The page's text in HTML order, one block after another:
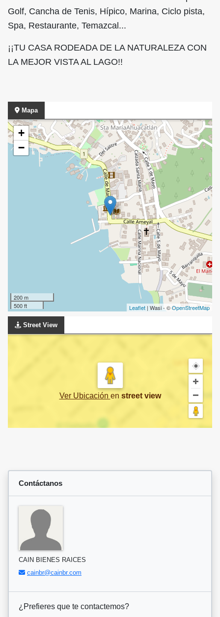
Golf, Cancha de Tenis, Hípico, Marina, Ciclo pista,
Spa, Restaurante, Temazcal...
¡¡TU CASA RODEADA DE LA NATURALEZA CON
LA MEJOR VISTA AL LAGO!!
Mapa
+
−
200 m
500 ft
Leaflet | Wasi - ©OpenStreetMap
Street View
Ver Ubicación en street view
Contáctanos
CAIN BIENES RAICES
cainbr@cainbr.com
¿Prefieres que te contactemos?